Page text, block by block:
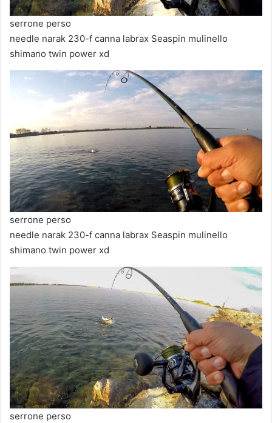
serrone perso
needle narak 230-f canna labrax Seaspin mulinello
shimano twin power xd
serrone perso
needle narak 230-f canna labrax Seaspin mulinello
shimano twin power xd
serrone perso